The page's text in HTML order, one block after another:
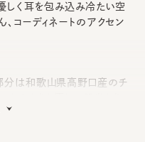
しく耳を包み込み冷たい空
、コーディネートのアクセン
分は和歌山県高野口産のチ